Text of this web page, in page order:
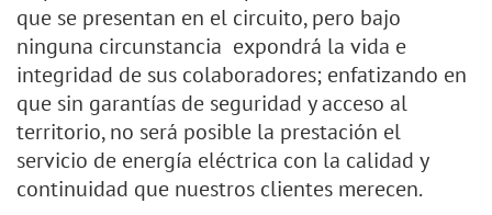
que se presentan en el circuito, pero bajo
ninguna circunstancia expondrá la vida e
integridad de sus colaboradores; enfatizando en
que sin garantías de seguridad y acceso al
territorio, no será posible la prestación el
servicio de energía eléctrica con la calidad y
continuidad que nuestros clientes merecen.